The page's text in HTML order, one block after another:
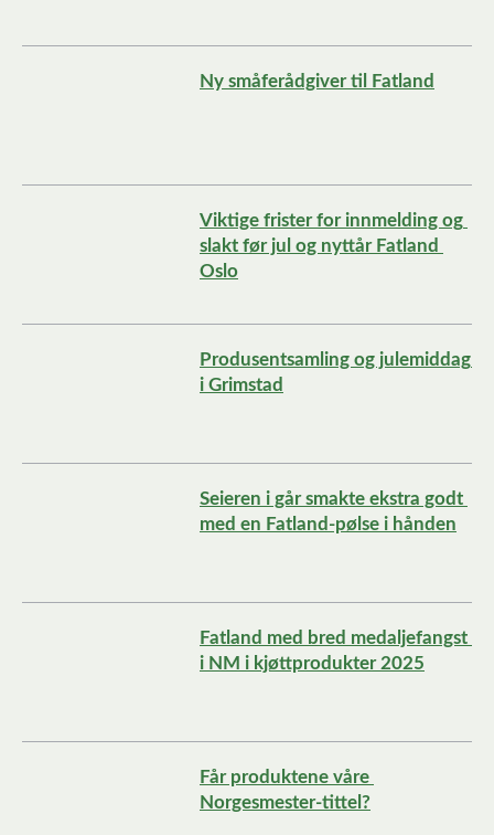
Ny småferådgiver til Fatland
Viktige frister for innmelding og
slakt før jul og nyttår Fatland
Oslo
Produsentsamling og julemiddag
i Grimstad
Seieren i går smakte ekstra godt
med en Fatland-pølse i hånden
Fatland med bred medaljefangst
i NM i kjøttprodukter 2025
Får produktene våre
Norgesmester-tittel?